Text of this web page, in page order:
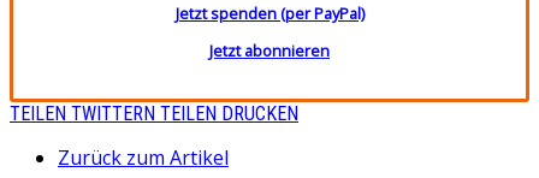
Jetzt spenden (per PayPal)
Jetzt abonnieren
TEILEN TWITTERN TEILEN DRUCKEN
Zurück zum Artikel